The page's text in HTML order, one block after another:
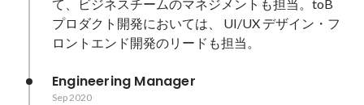
て、ビジネスチームのマネジメントも担当。toB
プロダクト開発においては、 UI/UX デザイン・フ
ロントエンド開発のリードも担当。
Engineering Manager
Sep 2020